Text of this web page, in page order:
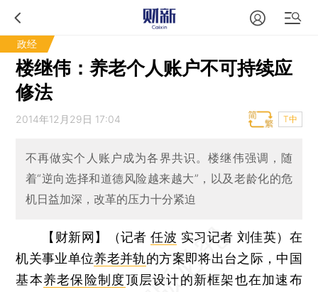
政经
楼继伟：养老个人账户不可持续应
修法
2014年12月29日 17:04 T中
不再做实个人账户成为各界共识。楼继伟强调，随
着“逆向选择和道德风险越来越大”，以及老龄化的危
机日益加深，改革的压力十分紧迫
【财新网】（记者任波 实习记者 刘佳英） 在
机关事业单位养老并轨的方案即将出台之际，中国
基本养老保险制度顶层设计的新框架也在加速布